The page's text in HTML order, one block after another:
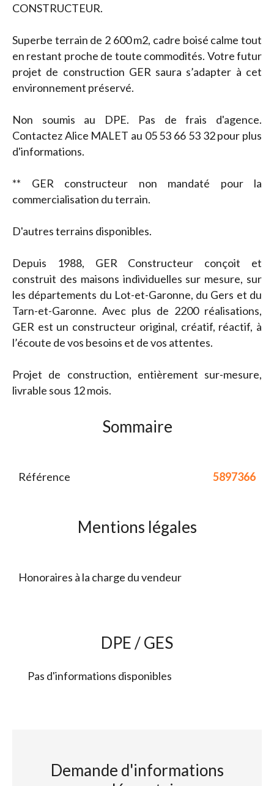
CONSTRUCTEUR.
Superbe terrain de 2 600 m2, cadre boisé calme tout
en restant proche de toute commodités. Votre futur
projet de construction GER saura s’adapter à cet
environnement préservé.
Non soumis au DPE. Pas de frais d'agence.
Contactez Alice MALET au 05 53 66 53 32 pour plus
d'informations.
** GER constructeur non mandaté pour la
commercialisation du terrain.
D'autres terrains disponibles.
Depuis 1988, GER Constructeur conçoit et
construit des maisons individuelles sur mesure, sur
les départements du Lot-et-Garonne, du Gers et du
Tarn-et-Garonne. Avec plus de 2200 réalisations,
GER est un constructeur original, créatif, réactif, à
l’écoute de vos besoins et de vos attentes.
Projet de construction, entièrement sur-mesure,
livrable sous 12 mois.
Sommaire
Référence 5897366
Mentions légales
Honoraires à la charge du vendeur
DPE / GES
Pas d'informations disponibles
Demande d'informations